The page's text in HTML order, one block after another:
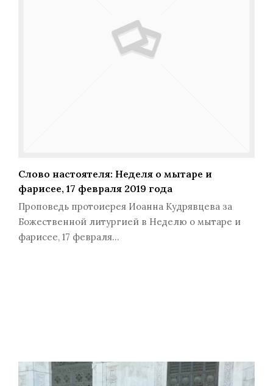
Слово настоятеля: Неделя о мытаре и
фарисее, 17 февраля 2019 года
Проповедь протоиерея Иоанна Кудрявцева за
Божественной литургией в Неделю о мытаре и
фарисее, 17 февраля…